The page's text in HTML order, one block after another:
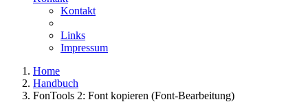
Kontakt
Links
Impressum
Home
Handbuch
FonTools 2: Font kopieren (Font-Bearbeitung)